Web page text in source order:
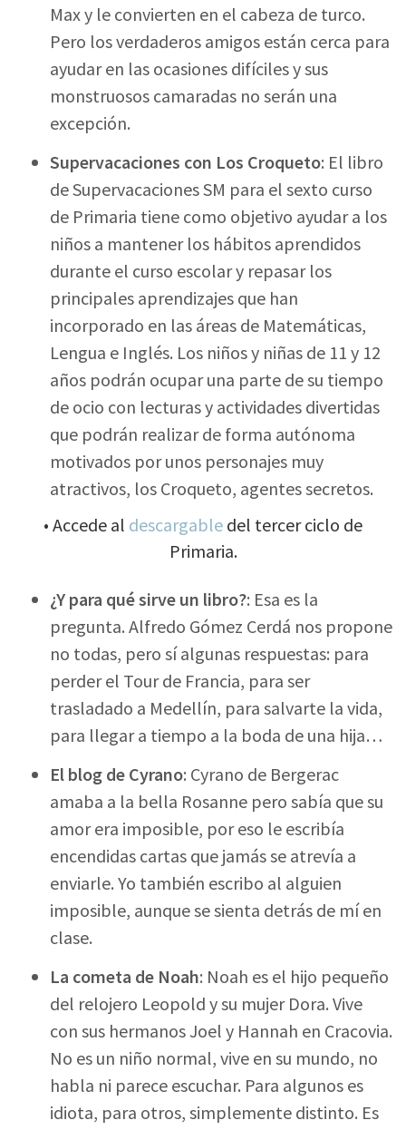
Max y le convierten en el cabeza de turco.
Pero los verdaderos amigos están cerca para
ayudar en las ocasiones difíciles y sus
monstruosos camaradas no serán una
excepción.
Supervacaciones con Los Croqueto: El libro
de Supervacaciones SM para el sexto curso
de Primaria tiene como objetivo ayudar a los
niños a mantener los hábitos aprendidos
durante el curso escolar y repasar los
principales aprendizajes que han
incorporado en las áreas de Matemáticas,
Lengua e Inglés. Los niños y niñas de 11 y 12
años podrán ocupar una parte de su tiempo
de ocio con lecturas y actividades divertidas
que podrán realizar de forma autónoma
motivados por unos personajes muy
atractivos, los Croqueto, agentes secretos.
• Accede al descargable del tercer ciclo de
Primaria.
¿Y para qué sirve un libro?: Esa es la
pregunta. Alfredo Gómez Cerdá nos propone
no todas, pero sí algunas respuestas: para
perder el Tour de Francia, para ser
trasladado a Medellín, para salvarte la vida,
para llegar a tiempo a la boda de una hija…
El blog de Cyrano: Cyrano de Bergerac
amaba a la bella Rosanne pero sabía que su
amor era imposible, por eso le escribía
encendidas cartas que jamás se atrevía a
enviarle. Yo también escribo al alguien
imposible, aunque se sienta detrás de mí en
clase.
La cometa de Noah: Noah es el hijo pequeño
del relojero Leopold y su mujer Dora. Vive
con sus hermanos Joel y Hannah en Cracovia.
No es un niño normal, vive en su mundo, no
habla ni parece escuchar. Para algunos es
idiota, para otros, simplemente distinto. Es